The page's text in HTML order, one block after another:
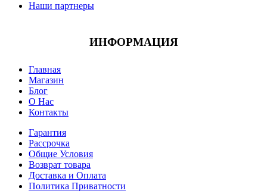
Наши партнеры
ИНФОРМАЦИЯ
Главная
Магазин
Блог
О Нас
Контакты
Гарантия
Рассрочка
Общие Условия
Возврат товара
Доставка и Оплата
Политика Приватности